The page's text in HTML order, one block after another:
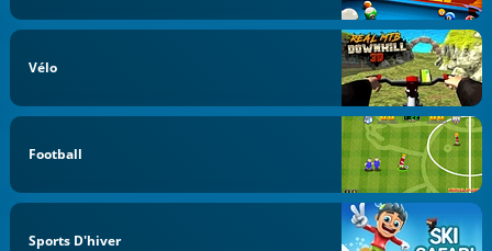
Vélo
Football
Sports D'hiver